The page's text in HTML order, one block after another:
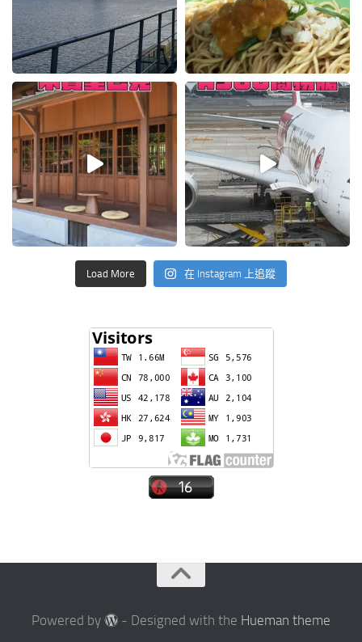
Load More 在 Instagram 上追蹤
Powered by - Designed with the Hueman theme